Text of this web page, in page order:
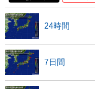
24時間
7日間